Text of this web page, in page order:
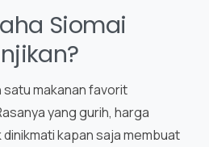
Siomai
satu makanan favorit
yang gurih, harga
kapan saja membuat